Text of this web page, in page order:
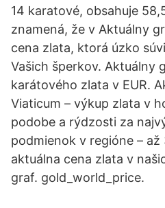
14 karatové, obsahuje
znamená, že v Aktuálny
cena zlata, ktorá úzko
Vašich šperkov. Aktuálny
karátového zlata v EUR.
Viaticum – výkup zlata v
podobe a rýdzosti za
podmienok v regióne –
aktuálna cena zlata v
graf. gold_world_price.